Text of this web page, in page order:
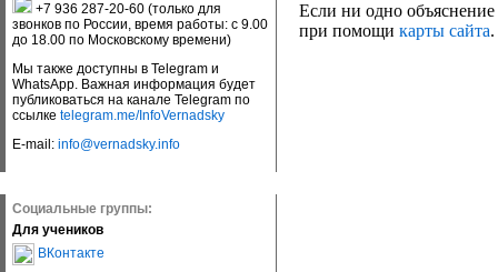
+7 936 287-20-60 (только для
звонков по России, время работы: с 9.00
до 18.00 по Московскому времени)
Мы также доступны в Telegram и
WhatsApp. Важная информация будет
публиковаться на канале Telegram по
ссылке telegram.me/InfoVernadsky
E-mail: info@vernadsky.info
Социальные группы:
Для учеников
ВКонтакте
Если ни одно объяснение
при помощи карты сайта.